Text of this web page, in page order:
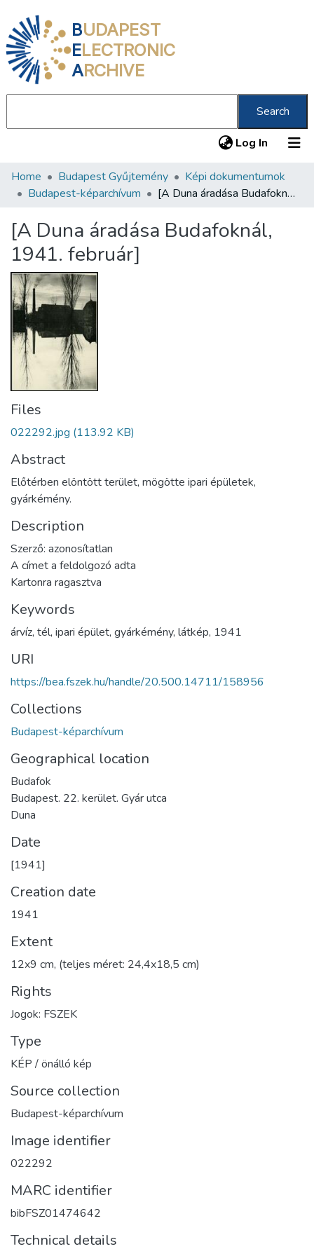
BUDAPEST
ELECTRONIC
ARCHIVE
Search
Log In (current)
Communities & Collections
Statistics
About us
Home Budapest Gyűjtemény
Képi dokumentumok
Budapest-képarchívum
[A Duna áradása Budafoknál, 1941. február]
[A Duna áradása Budafoknál,
1941. február]
Files
022292.jpg (113.92 KB)
Abstract
Előtérben elöntött terület, mögötte ipari épületek,
gyárkémény.
Description
Szerző: azonosítatlan
A címet a feldolgozó adta
Kartonra ragasztva
Keywords
árvíz, tél, ipari épület, gyárkémény, látkép, 1941
URI
https://bea.fszek.hu/handle/20.500.14711/158956
Collections
Budapest-képarchívum
Geographical location
Budafok
Budapest. 22. kerület. Gyár utca
Duna
Date
[1941]
Creation date
1941
Extent
12x9 cm, (teljes méret: 24,4x18,5 cm)
Rights
Jogok: FSZEK
Type
KÉP / önálló kép
Source collection
Budapest-képarchívum
Image identifier
022292
MARC identifier
bibFSZ01474642
Technical details